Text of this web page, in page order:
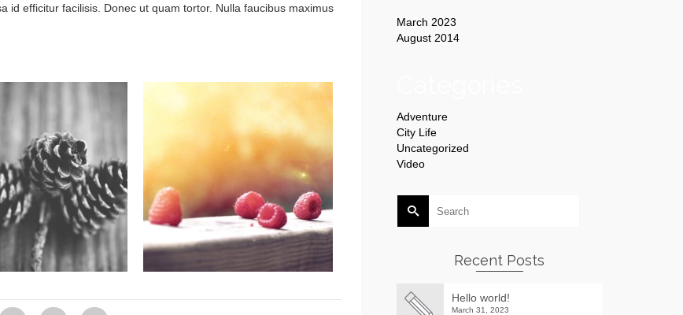
id efficitur facilisis. Donec ut quam tortor. Nulla faucibus maximus
March 2023
August 2014
Adventure
City Life
Uncategorized
Video
Recent Posts
Hello world!
March 31, 2023